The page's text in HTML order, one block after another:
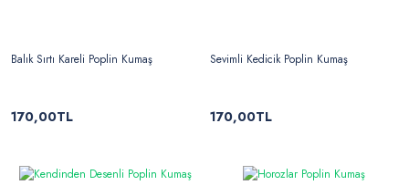
Balık Sırtı Kareli Poplin Kumaş
170,00TL
Sevimli Kedicik Poplin Kumaş
170,00TL